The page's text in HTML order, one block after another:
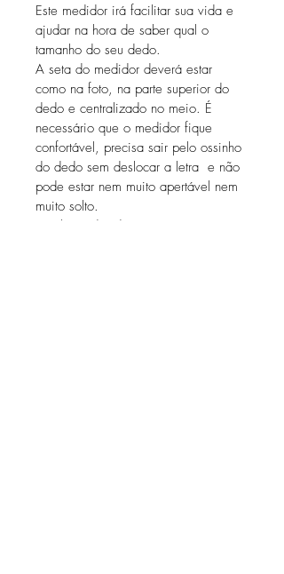
Este medidor irá facilitar sua vida e
ajudar na hora de saber qual o
tamanho do seu dedo.
A seta do medidor deverá estar
como na foto, na parte superior do
dedo e centralizado no meio. É
necessário que o medidor fique
confortável, precisa sair pelo ossinho
do dedo sem deslocar a letra  e não
pode estar nem muito apertável nem
muito solto.
Qualquer dúvida entre em contato.